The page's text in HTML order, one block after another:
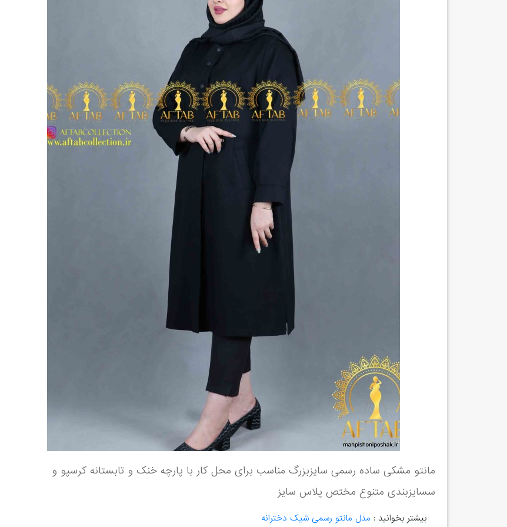
مانتو مشکی ساده رسمی سایزبزرگ مناسب برای محل کار با پارچه خنک و تابستانه کرسپو و
سسایزبندی متنوع مختص پلاس سایز
بیشتر بخوانید : مدل مانتو رسمی شیک دخترانه